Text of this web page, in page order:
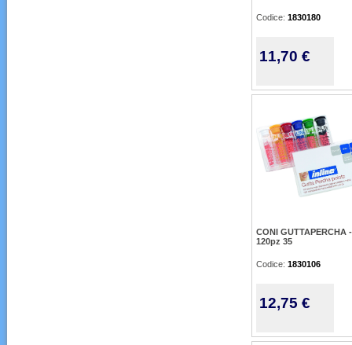
Codice: 1830180
11,70 €
CONI GUTTAPERCHA -
120pz 35
Codice: 1830106
12,75 €